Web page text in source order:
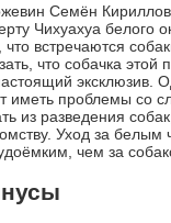
Семён
Чихуахуа белого
встречаются
что собачка
эксклюзив.
иметь проблемы со
из разведения
Уход за белым
чем за